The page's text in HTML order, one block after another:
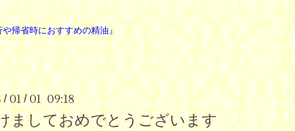
や帰省時におすすめの精油』
/01/01 09:18
ましておめでとうございます